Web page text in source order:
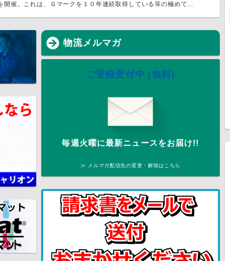
開催。これは、Ｇマークを１０年連続取得している等の極めて…
物流メルマガ
ご登録受付中 (無料)
毎週火曜に最新ニュースをお届け!!
≫ メルマガ配信先の変更・解除はこちら